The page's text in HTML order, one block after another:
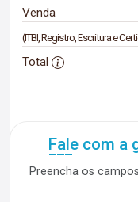
Venda
(ITBI, Registro, Escritura e
Total
Fale com a
Preencha os